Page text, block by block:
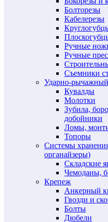
Болторезы
Кабелерезы
Ручные
Ручные
Съемники
Ударно-
Кувалды
Молотки
Зубила,
добойники
Ломы,
Топоры
Системы
органайзеры)
Складские
Чемоданы,
Крепеж
Анкерный
Гвозди и
Болты
Дюбели